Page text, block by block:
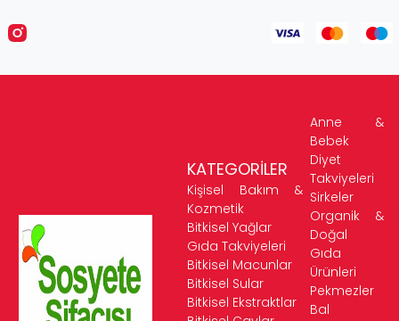
KATEGORİLER
Kişisel Bakım &
Kozmetik
Bitkisel Yağlar
Gıda Takviyeleri
Bitkisel Macunlar
Bitkisel Sular
Bitkisel Ekstraktlar
Anne &
Bebek
Diyet
Takviyeleri
Sirkeler
Organik &
Doğal
Gıda
Ürünleri
Pekmezler
Bal